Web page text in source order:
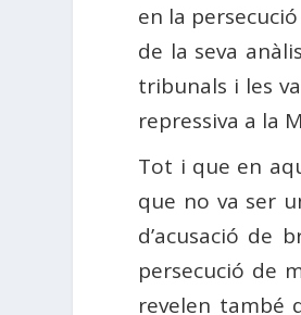
en la
de la seva
tribunals i les
repressiva a la
Tot i que en
que no va ser
d’acusació de
persecució de
revelen també